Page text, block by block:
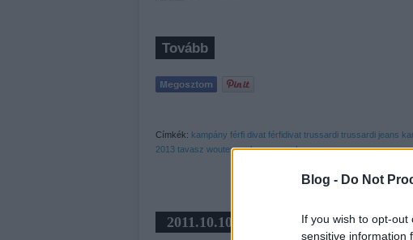
Blog - Do Not
If you wish to opt-
sensitive information
Tovább
Címkék: kampány férfi divat férfidivat trussardi trussardi jeans
2013 tavasz wouter peelen anna selezneva
2011.10.10